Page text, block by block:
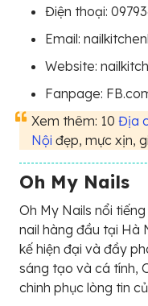
Điện thoại:
Email:
Website:
Fanpage:
Xem thêm: 10 Địa
Nội đẹp, mực xịn,
Oh My Nails
Oh My Nails nổi
nail hàng đầu tại Hà
kế hiện đại và đầy
sáng tạo và cá tính,
chinh phục lòng tin